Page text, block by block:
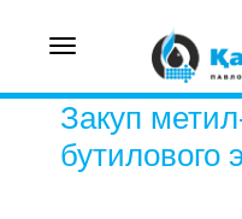
Toggle
Закуп
бутилового